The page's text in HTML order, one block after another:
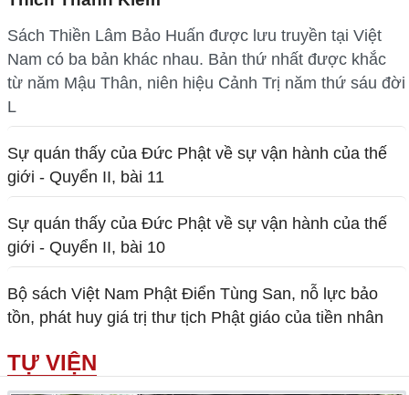
Sách Thiền Lâm Bảo Huấn được lưu truyền tại Việt
Nam có ba bản khác nhau. Bản thứ nhất được khắc
từ năm Mậu Thân, niên hiệu Cảnh Trị năm thứ sáu đời
L
Sự quán thấy của Đức Phật về sự vận hành của thế
giới - Quyển II, bài 11
Sự quán thấy của Đức Phật về sự vận hành của thế
giới - Quyển II, bài 10
Bộ sách Việt Nam Phật Điển Tùng San, nỗ lực bảo
tồn, phát huy giá trị thư tịch Phật giáo của tiền nhân
TỰ VIỆN